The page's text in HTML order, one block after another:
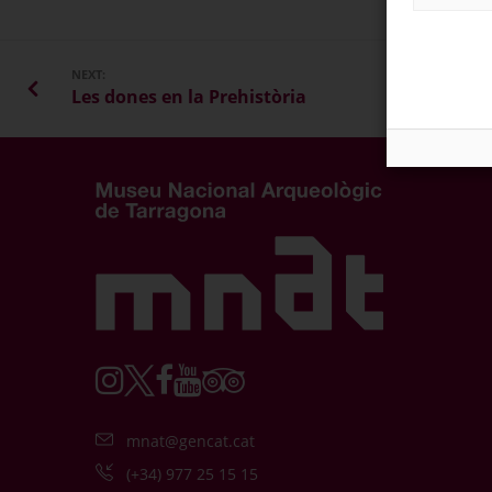
NEXT:
Les dones en la Prehistòria
mnat@gencat.cat
(+34) 977 25 15 15